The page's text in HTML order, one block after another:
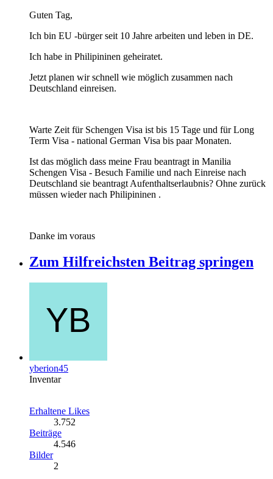
Guten Tag,
Ich bin EU -bürger seit 10 Jahre arbeiten und leben in DE.
Ich habe in Philipininen geheiratet.
Jetzt planen wir schnell wie möglich zusammen nach
Deutschland einreisen.
Warte Zeit für Schengen Visa ist bis 15 Tage und für Long
Term Visa - national German Visa bis paar Monaten.
Ist das möglich dass meine Frau beantragt in Manilia
Schengen Visa - Besuch Familie und nach Einreise nach
Deutschland sie beantragt Aufenthaltserlaubnis? Ohne zurück
müssen wieder nach Philipininen .
Danke im voraus
Zum Hilfreichsten Beitrag springen
yberion45
Inventar
Erhaltene Likes
3.752
Beiträge
4.546
Bilder
2